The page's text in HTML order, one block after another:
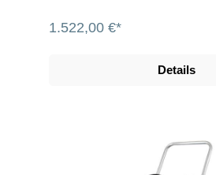
1.522,00 €*
Details